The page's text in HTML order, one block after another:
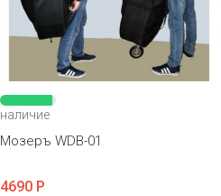
наличие
Мозеръ WDB-01
4690 Р